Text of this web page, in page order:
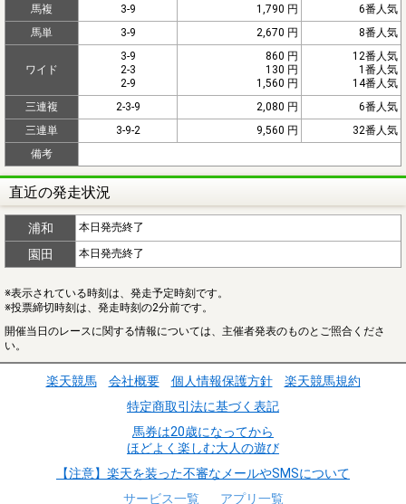
馬複
3-9 1,790 円
6番人気
馬単
3-9 2,670 円 8番人気
ワイド
3-9
2-3
2-9
860 円
130 円
1,560 円
12番人気
1番人気
14番人気
三連複
2-3-9 2,080 円
6番人気
三連単
3-9-2 9,560 円
32番人気
備考
直近の発走状況
浦和 本日発売終了
園田 本日発売終了
※表示されている時刻は、発走予定時刻です。
※投票締切時刻は、発走時刻の2分前です。
開催当日のレースに関する情報については、主催者発表のものとご照合くださ
い。
楽天競馬 会社概要 個人情報保護方針
楽天競馬規約
特定商取引法に基づく表記
馬券は20歳になってから
ほどよく楽しむ大人の遊び
【注意】楽天を装った不審なメールやSMSについて
サービス一覧
アプリ一覧